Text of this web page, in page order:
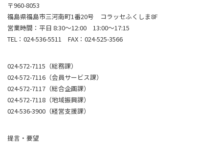
〒960-8053
福島県福島市三河南町1番20号 コラッセふくしま8F
営業時間：平日 8:30～12:00 13:00～17:15
TEL：024-536-5511 FAX：024-525-3566
024-572-7115（総務課）
024-572-7116（会員サービス課）
024-572-7117（総合企画課）
024-572-7118（地域振興課）
024-536-3900（経営支援課）
提言・要望